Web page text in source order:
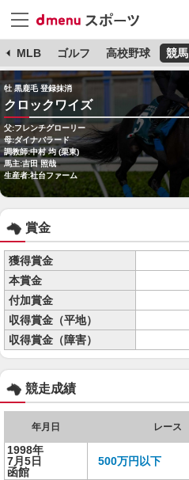
MLB ゴルフ 高校野球 競馬
牡 黒鹿毛 登録抹消
クロックワイズ
父:フレンチグローリー
母:ダイナバラード
調教師:中村 均 (栗東)
馬主:吉田 照哉
生産者:社台ファーム
賞金
獲得賞金
本賞金
付加賞金
収得賞金（平地）
収得賞金（障害）
競走成績
年月日 レース
1998年
7月5日
函館
500万円以下